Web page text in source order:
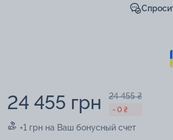
24 455 грн 24 455 ₴
- 0 ₴
+1 грн на Ваш бонусный счет